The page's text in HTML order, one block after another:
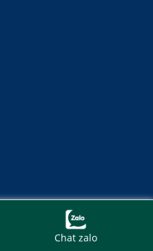
Chat zalo